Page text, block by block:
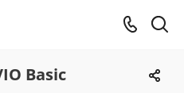
Basic